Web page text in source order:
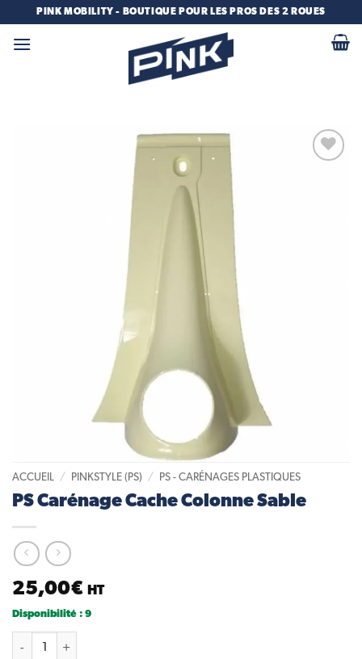
contenu
PINK MOBILITY - BOUTIQUE POUR LES PROS DES 2 ROUES
ACCUEIL / PINKSTYLE (PS) / PS - CARÉNAGES PLASTIQUES
PS Carénage Cache Colonne Sable
25,00€ HT
Disponibilité : 9
quantité de PS Carénage Cache Colonne Sable